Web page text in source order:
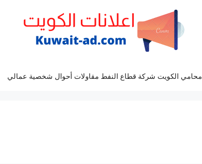
محامي الكويت شركة قطاع النفط مقاولات أحوال شخصية عمالي